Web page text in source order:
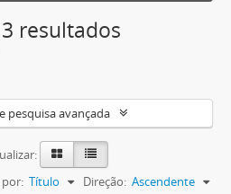
resultados
pesquisa avançada
Título Direção: Ascendente